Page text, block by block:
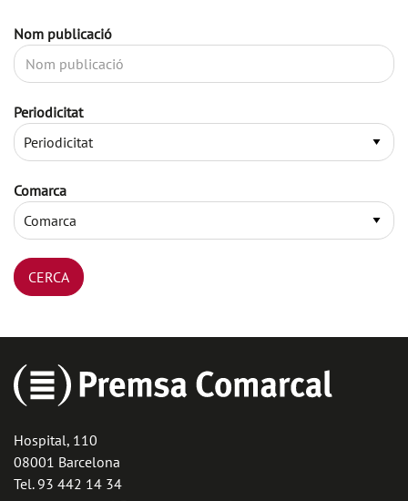
Nom publicació
Periodicitat
Comarca
Hospital, 110
08001 Barcelona
Tel. 93 442 14 34